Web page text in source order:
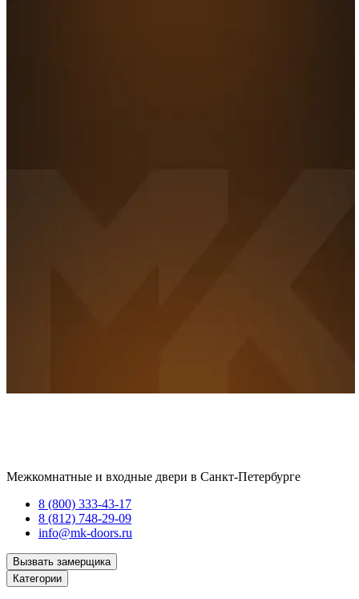
Межкомнатные и входные двери в Санкт-Петербурге
8 (800) 333-43-17
8 (812) 748-29-09
info@mk-doors.ru
Вызвать замерщика
Категории